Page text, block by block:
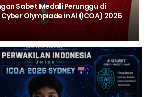
Sabet Medali Perunggu di
Olympiade in AI (ICOA) 2026